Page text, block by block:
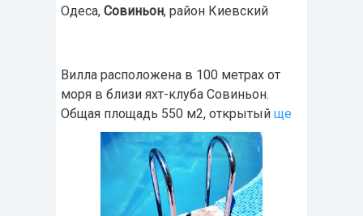
Одеса, Совиньон, район Киевский
Вилла расположена в 100 метрах от
моря в близи яхт-клуба Совиньон.
Общая площадь 550 м2, открытый ще